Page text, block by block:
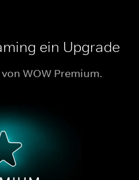
ein Upgrade
WOW Premium.